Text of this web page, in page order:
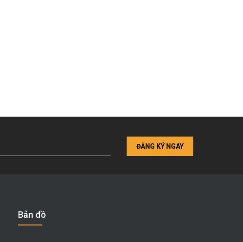
ĐĂNG KÝ NGAY
Bản đồ